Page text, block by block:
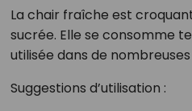
La chair fraîche est
sucrée. Elle se consomme
utilisée dans de
Suggestions d’utilisation :